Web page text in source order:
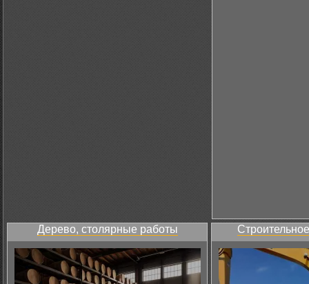
Дерево, столярные работы